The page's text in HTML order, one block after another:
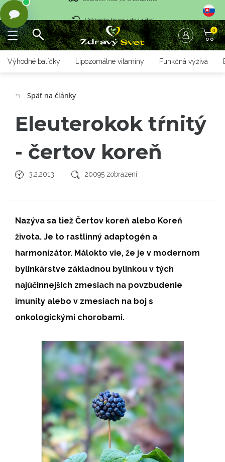
Rýchle dodanie <36 hod 0
Výhodné balíčky Lipozomálne vitamíny Funkčná výživa
Späť na články
Eleuterokok tŕnitý
- čertov koreň
3.2.2013 20095 zobrazení
Nazýva sa tiež Čertov koreň alebo Koreň
života. Je to rastlinný adaptogén a
harmonizátor. Málokto vie, že je v modernom
bylinkárstve základnou bylinkou v tých
najúčinnejších zmesiach na povzbudenie
imunity alebo v zmesiach na boj s
onkologickými chorobami.